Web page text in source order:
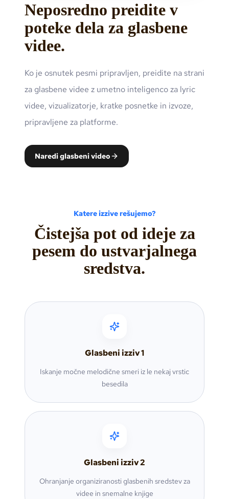
Neposredno preidite v
poteke dela za glasbene
videe.
Ko je osnutek pesmi pripravljen, preidite na strani
za glasbene videe z umetno inteligenco za lyric
videe, vizualizatorje, kratke posnetke in izvoze,
pripravljene za platforme.
Naredi glasbeni video
Katere izzive rešujemo?
Čistejša pot od ideje za
pesem do ustvarjalnega
sredstva.
Glasbeni izziv1
Iskanje močne melodične smeri iz le nekaj vrstic
besedila
Glasbeni izziv2
Ohranjanje organiziranosti glasbenih sredstev za
videe in snemalne knjige